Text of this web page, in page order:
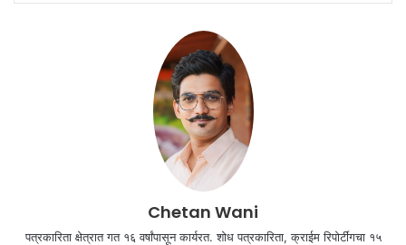
Chetan Wani
पत्रकारिता क्षेत्रात गत १६ वर्षांपासून कार्यरत. शोध पत्रकारिता, क्राईम रिपोर्टींगचा १५